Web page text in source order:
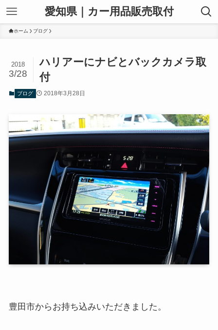
愛知県｜カー用品販売取付
ホーム ブログ
ハリアーにナビとバックカメラ取
付
2018
3/28
ブログ 2018年3月28日
豊田市からお持ち込みいただきました。